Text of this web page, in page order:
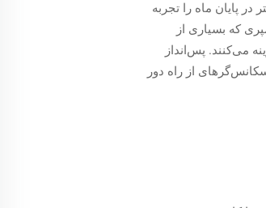
پایان ماه را تجربه
موجود در صنعت نشان می‌دهند که مراکزی که از سکانس‌گرهای برق از راه دور استفاده می‌کنند، به ویژه نسخه‌های ۲۰ آمپری که بسیاری از
می‌کنند. پس‌انداز
از راه دور